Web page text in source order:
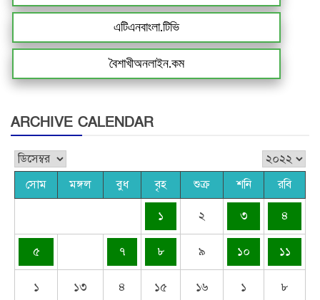
এটিএনবাংলা.টিভি
বৈশাখীঅনলাইন.কম
ARCHIVE CALENDAR
সোম মঙ্গল বুধ বৃহ শুক্র শনি রবি
১ ২ ৩ ৪
৫ ৭ ৮ ৯ ১০ ১১
১ ১৩ ৪ ১৫ ১৬ ১ ৮